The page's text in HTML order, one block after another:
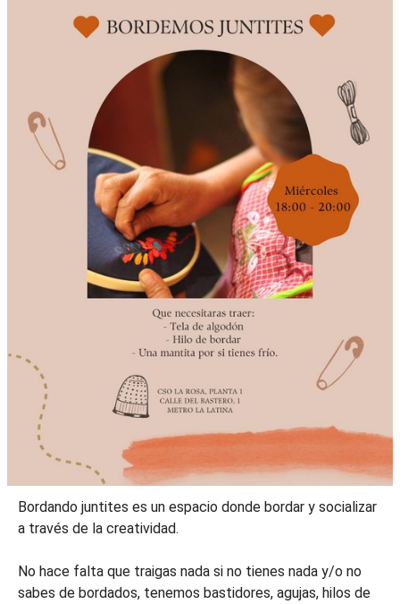
Bordando juntites es un espacio donde bordar y socializar
a través de la creatividad.
No hace falta que traigas nada si no tienes nada y/o no
sabes de bordados, tenemos bastidores, agujas, hilos de